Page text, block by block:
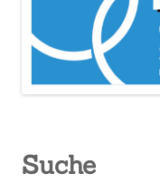
Suche